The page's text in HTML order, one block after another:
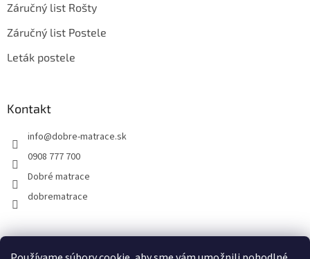
Záručný list Rošty
Záručný list Postele
Leták postele
Kontakt
info@dobre-matrace.sk
0908 777 700
Dobré matrace
dobrematrace
Facebook